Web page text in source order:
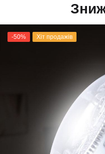
-50% Хіт продажів